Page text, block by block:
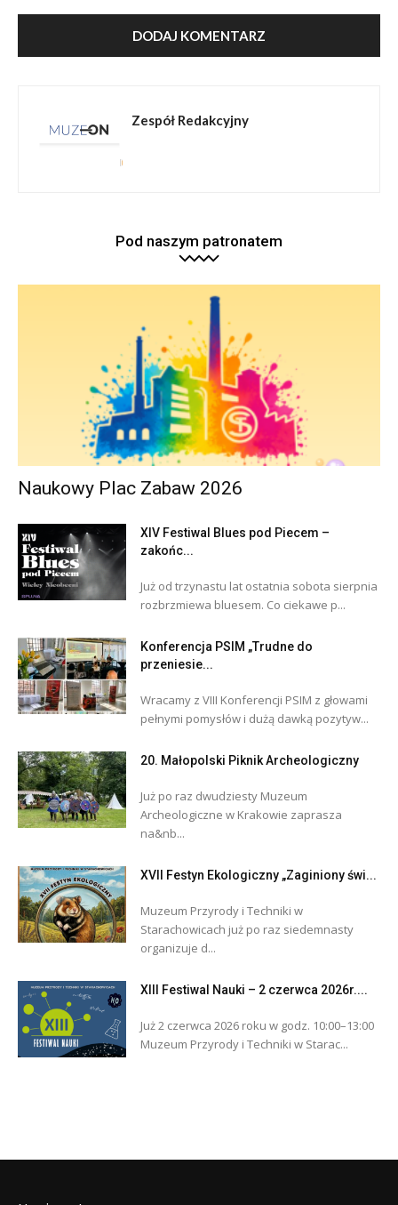
Zespół Redakcyjny
Pod naszym patronatem
Naukowy Plac Zabaw 2026
XIV Festiwal Blues pod Piecem –
zakońc...
Już od trzynastu lat ostatnia sobota sierpnia
rozbrzmiewa bluesem. Co ciekawe p...
Konferencja PSIM „Trudne do
przeniesie...
Wracamy z VIII Konferencji PSIM z głowami
pełnymi pomysłów i dużą dawką pozytyw...
20. Małopolski Piknik Archeologiczny
Już po raz dwudziesty Muzeum
Archeologiczne w Krakowie zaprasza
na&nb...
XVII Festyn Ekologiczny „Zaginiony świ...
Muzeum Przyrody i Techniki w
Starachowicach już po raz siedemnasty
organizuje d...
XIII Festiwal Nauki – 2 czerwca 2026r....
Już 2 czerwca 2026 roku w godz. 10:00–13:00
Muzeum Przyrody i Techniki w Starac...